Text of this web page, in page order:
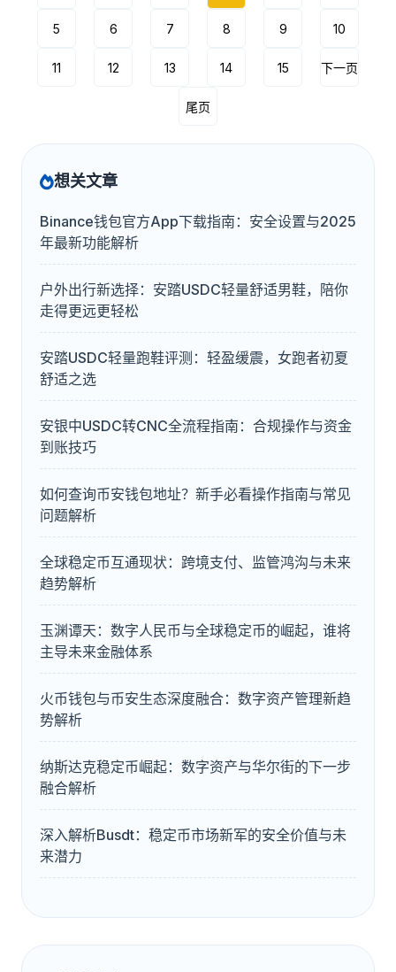
5 6 7 8 9 10
11 12 13 14 15 下一页
尾页
想关文章
Binance钱包官方App下载指南：安全设置与2025
年最新功能解析
户外出行新选择：安踏USDC轻量舒适男鞋，陪你
走得更远更轻松
安踏USDC轻量跑鞋评测：轻盈缓震，女跑者初夏
舒适之选
安银中USDC转CNC全流程指南：合规操作与资金
到账技巧
如何查询币安钱包地址？新手必看操作指南与常见
问题解析
全球稳定币互通现状：跨境支付、监管鸿沟与未来
趋势解析
玉渊谭天：数字人民币与全球稳定币的崛起，谁将
主导未来金融体系
火币钱包与币安生态深度融合：数字资产管理新趋
势解析
纳斯达克稳定币崛起：数字资产与华尔街的下一步
融合解析
深入解析Busdt：稳定币市场新军的安全价值与未
来潜力